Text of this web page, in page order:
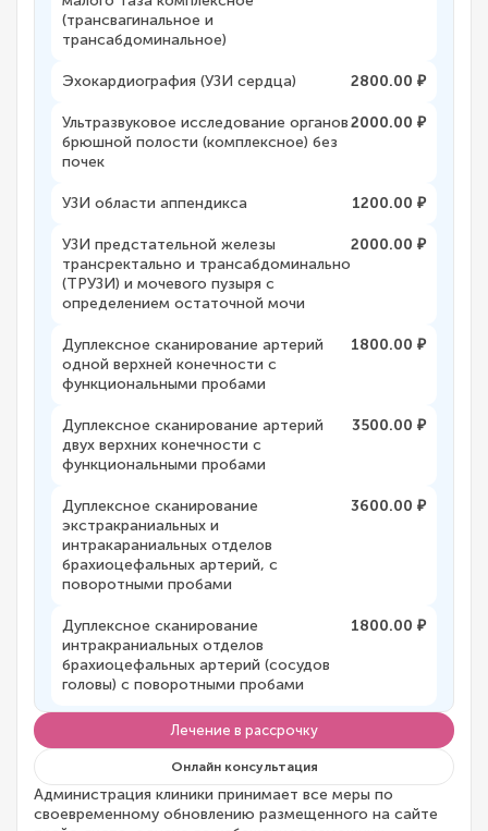
(трансвагинальное и
трансабдоминальное)
Эхокардиография (УЗИ сердца) 2800.00 ₽
Ультразвуковое исследование органов
брюшной полости (комплексное) без
почек
2000.00 ₽
УЗИ области аппендикса 1200.00 ₽
УЗИ предстательной железы
трансректально и трансабдоминально
(ТРУЗИ) и мочевого пузыря с
определением остаточной мочи
2000.00 ₽
Дуплексное сканирование артерий
одной верхней конечности с
функциональными пробами
1800.00 ₽
Дуплексное сканирование артерий
двух верхних конечности с
функциональными пробами
3500.00 ₽
Дуплексное сканирование
экстракраниальных и
интракараниальных отделов
брахиоцефальных артерий, с
поворотными пробами
3600.00 ₽
Дуплексное сканирование
интракраниальных отделов
брахиоцефальных артерий (сосудов
головы) с поворотными пробами
1800.00 ₽
Лечение в рассрочку
Онлайн консультация
Администрация клиники принимает все меры по
своевременному обновлению размещенного на сайте